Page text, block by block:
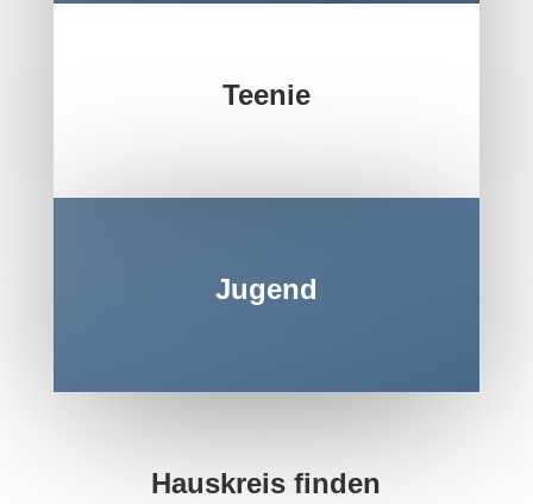
Teenie
Jugend
Hauskreis finden